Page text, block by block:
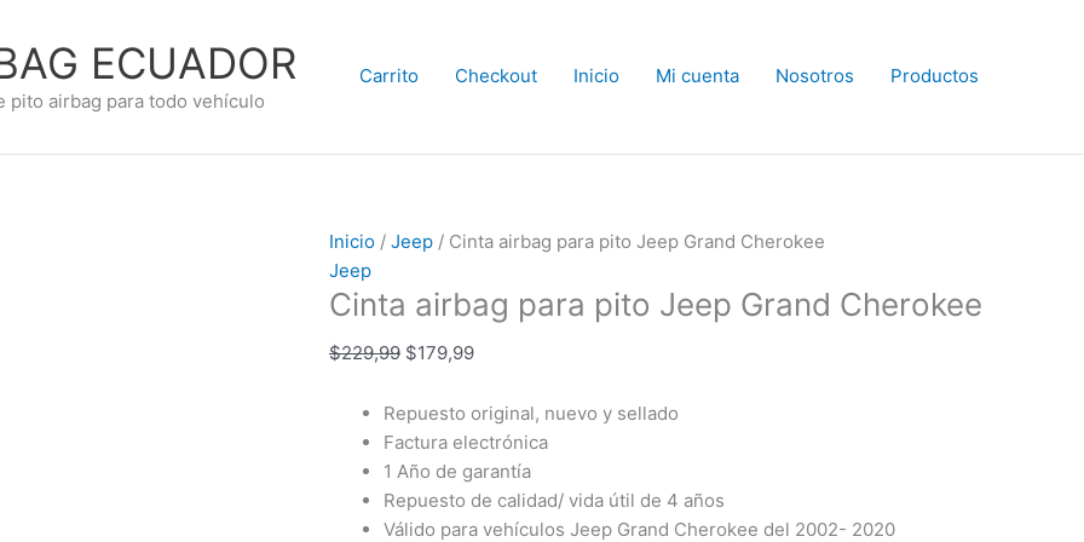
ECUADOR
pito airbag para todo vehículo
Carrito Checkout Inicio Mi cuenta Nosotros Productos
Inicio / Jeep / Cinta airbag para pito Jeep Grand Cherokee
Jeep
Cinta airbag para pito Jeep Grand Cherokee
$229,99
original
$179,99
actual
Repuesto original, nuevo y sellado
Factura electrónica
1 Año de garantía
Repuesto de calidad/ vida útil de 4 años
Válido para vehículos Jeep Grand Cherokee del 2002- 2020